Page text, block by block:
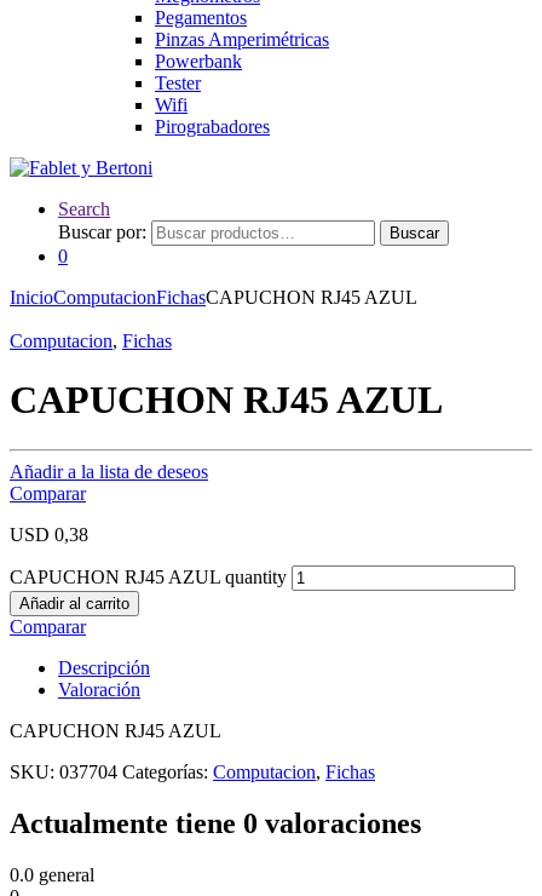
Pegamentos
Pinzas Amperimétricas
Powerbank
Tester
Wifi
Pirograbadores
Search
Buscar por:
Buscar
0
InicioComputacionFichasCAPUCHON RJ45 AZUL
Computacion, Fichas
CAPUCHON RJ45 AZUL
Añadir a la lista de deseos
Comparar
USD 0,38
CAPUCHON RJ45 AZUL quantity
Añadir al carrito
Comparar
Descripción
Valoración
CAPUCHON RJ45 AZUL
SKU: 037704 Categorías: Computacion, Fichas
Actualmente tiene 0 valoraciones
0.0 general